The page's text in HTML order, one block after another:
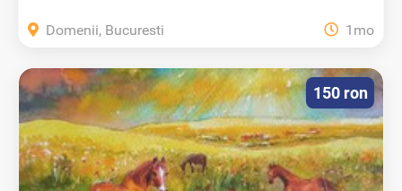
Domenii, Bucuresti 1mo
150 ron